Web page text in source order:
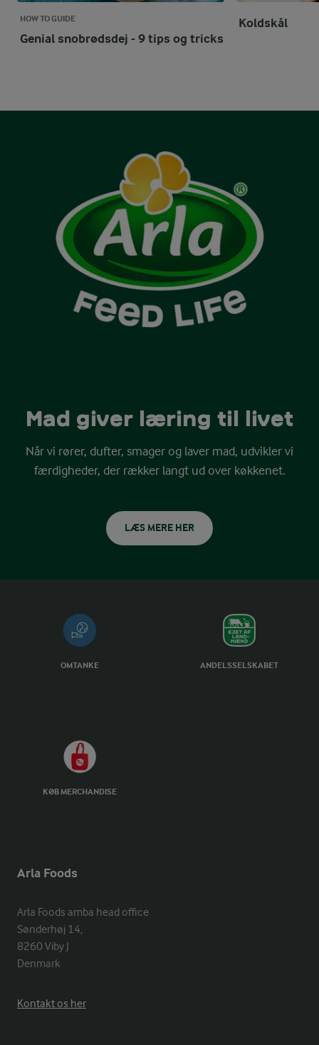
HOW TO GUIDE
Genial snobrødsdej - 9 tips og tricks
Koldskål
Mad giver læring til livet
Når vi rører, dufter, smager og laver mad, udvikler vi
færdigheder, der rækker langt ud over køkkenet.
LÆS MERE HER
OMTANKE ANDELSSELSKABET
KØB MERCHANDISE
Arla Foods
Arla Foods amba head office
Sønderhøj 14,
8260 Viby J
Denmark
Kontakt os her